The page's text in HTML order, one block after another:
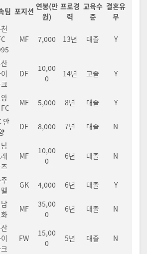
팀 포지션 연봉(만
원)
프로경
력
교육수
준
결혼유
무
MF 7,000 13년 대졸 Y
DF
10,00
0
14년 고졸 Y
MF 5,000 8년 대졸
Y
안
DF 8,000 7년 대졸 N
MF
10,00
0
6년 대졸 N
GK 4,000 6년 대졸
Y
MF
35,00
0
6년 대졸 N
FW
15,00
0
5년 대졸 N